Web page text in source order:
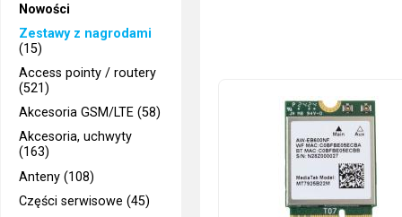
Nowości
Zestawy z nagrodami
(15)
Access pointy / routery
(521)
Akcesoria GSM/LTE (58)
Akcesoria, uchwyty
(163)
Anteny (108)
Części serwisowe (45)